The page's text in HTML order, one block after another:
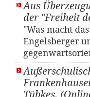
Aus
der "Freiheit
"Was macht
Engelsberger